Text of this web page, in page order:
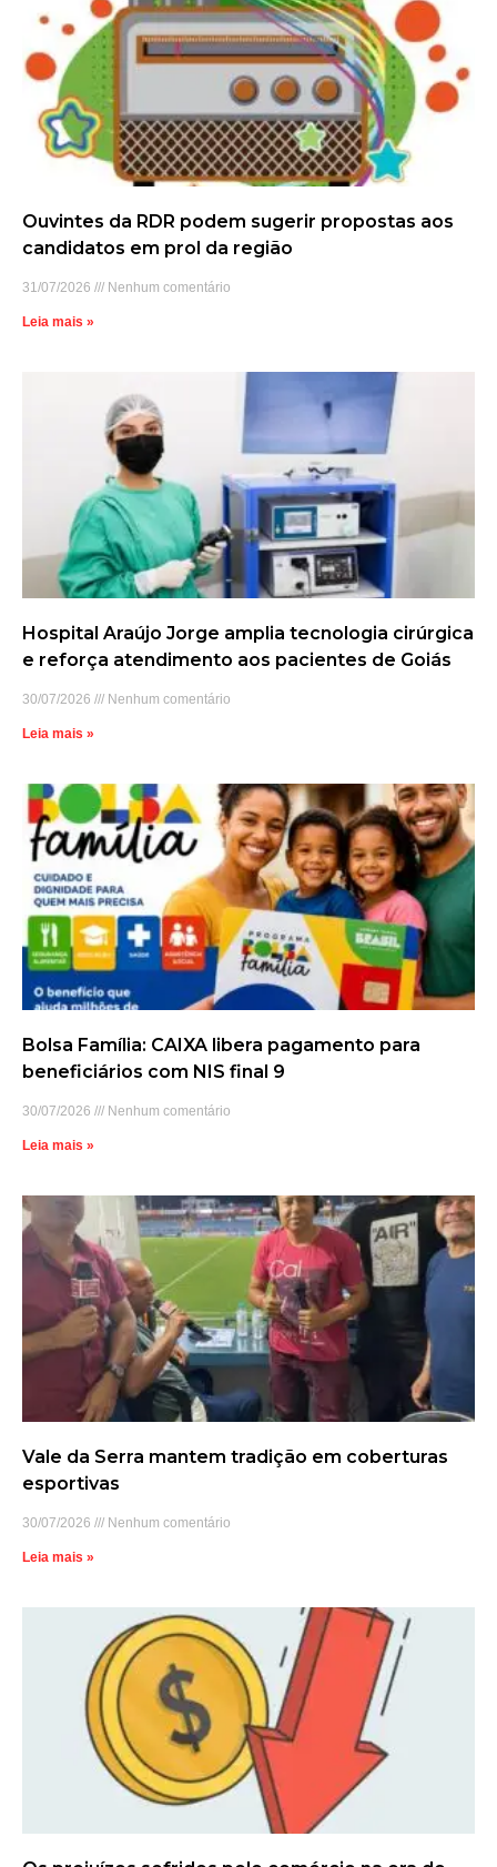
Ouvintes da RDR podem sugerir propostas aos
candidatos em prol da região
31/07/2026 Nenhum comentário
Leia mais »
Hospital Araújo Jorge amplia tecnologia cirúrgica
e reforça atendimento aos pacientes de Goiás
30/07/2026 Nenhum comentário
Leia mais »
Bolsa Família: CAIXA libera pagamento para
beneficiários com NIS final 9
30/07/2026 Nenhum comentário
Leia mais »
Vale da Serra mantem tradição em coberturas
esportivas
30/07/2026 Nenhum comentário
Leia mais »